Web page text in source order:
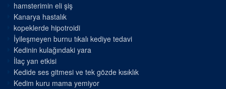
hamsterimin eli şiş
Kanarya hastalık
kopeklerde hipotroidi
İyileşmeyen burnu tıkalı kediye tedavi
Kedinin kulağındaki yara
İlaç yan etkisi
Kedide ses gitmesi ve tek gözde kısıklık
Kedim kuru mama yemiyor